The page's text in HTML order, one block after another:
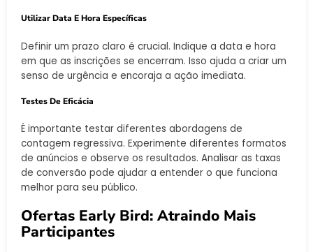
Utilizar Data E Hora Específicas
Definir um prazo claro é crucial. Indique a data e hora
em que as inscrições se encerram. Isso ajuda a criar um
senso de urgência e encoraja a ação imediata.
Testes De Eficácia
É importante testar diferentes abordagens de
contagem regressiva. Experimente diferentes formatos
de anúncios e observe os resultados. Analisar as taxas
de conversão pode ajudar a entender o que funciona
melhor para seu público.
Ofertas Early Bird: Atraindo Mais
Participantes